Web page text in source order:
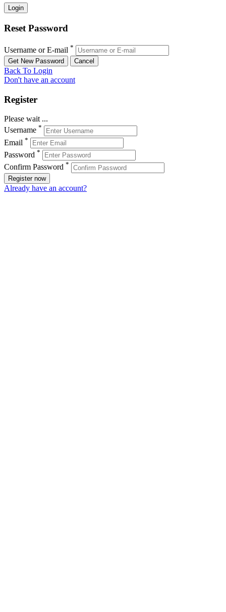
Reset Password
Username or E-mail *
Back To Login
Don't have an account
Register
Please wait ...
Username *
Email *
Password *
Confirm Password *
Register now
Already have an account?